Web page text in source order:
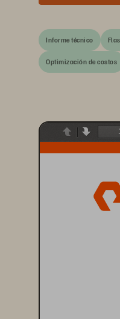
Informe técnico
Optimización de costos
PreviousNext